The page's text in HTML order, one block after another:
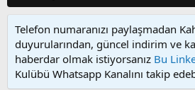
Telefon numaranızı paylaşmadan
duyurularından, güncel indirim ve
haberdar olmak istiyorsanız Bu
Kulübü Whatsapp Kanalını takip